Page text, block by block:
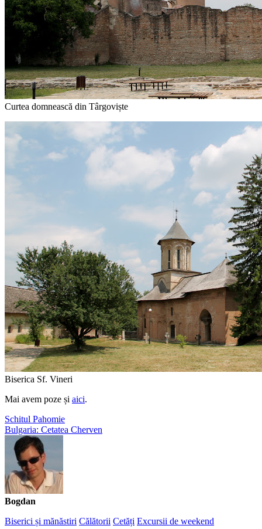
Curtea domnească din Târgoviște
Biserica Sf. Vineri
Mai avem poze și aici.
Schitul Pahomie
Bulgaria: Cetatea Cherven
Bogdan
Biserici și mănăstiri Călătorii Cetăți Excursii de weekend